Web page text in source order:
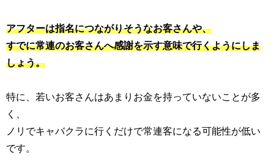
アフターは指名につながりそうなお客さんや、
すでに常連のお客さんへ感謝を示す意味で行くようにしま
しょう。
特に、若いお客さんはあまりお金を持っていないことが多
く、
ノリでキャバクラに行くだけで常連客になる可能性が低い
です。